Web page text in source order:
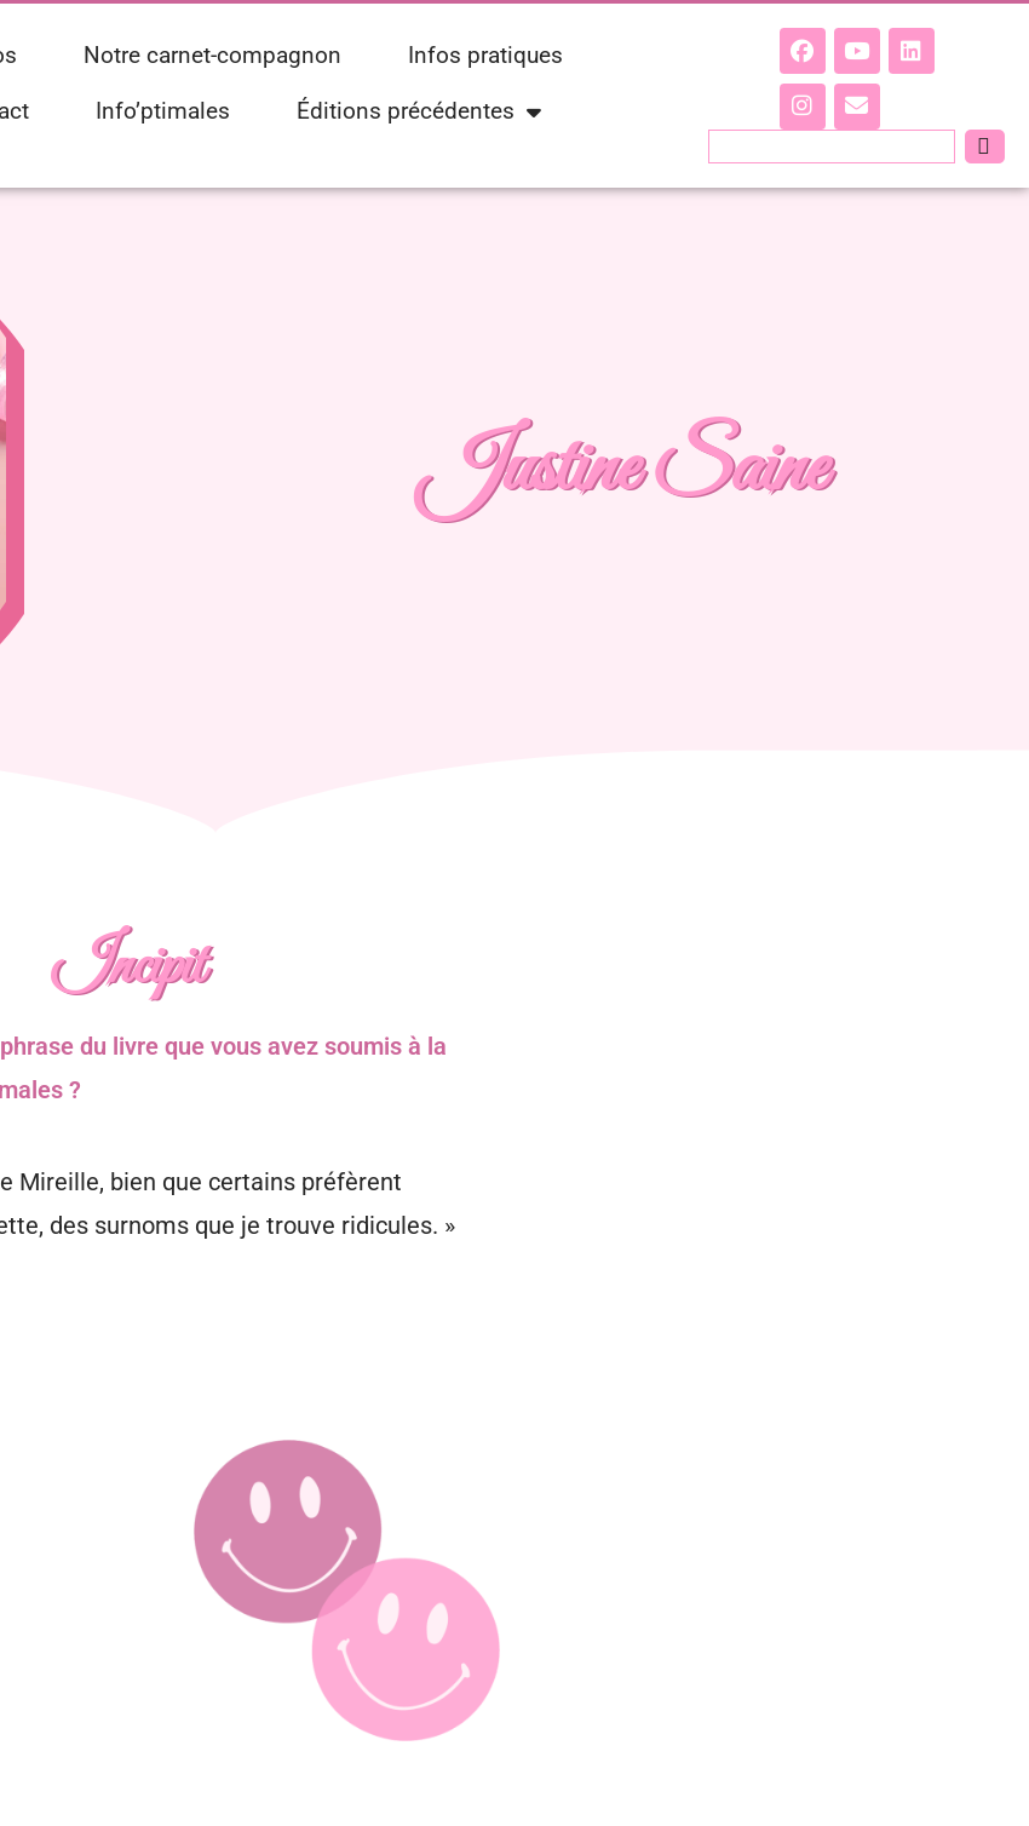
Notre carnet-compagnon
Infos pratiques
Info’ptimales Éditions précédentes
Justine Saine
Incipit
du livre que vous avez soumis à la
?
Mireille, bien que certains préfèrent
des surnoms que je trouve ridicules. »